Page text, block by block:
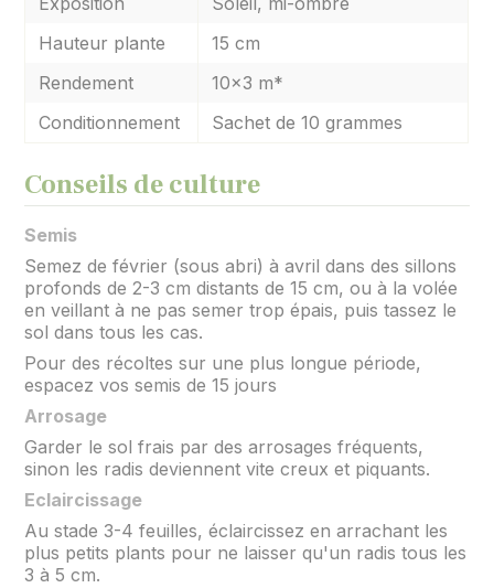
Hauteur plante
15 cm
Rendement
10x3 m*
Conditionnement
Sachet de 10 grammes
Conseils de culture
Semis
Semez de février (sous abri) à avril dans des sillons
profonds de 2-3 cm distants de 15 cm, ou à la volée
en veillant à ne pas semer trop épais, puis tassez le
sol dans tous les cas.
Pour des récoltes sur une plus longue période,
espacez vos semis de 15 jours
Arrosage
Garder le sol frais par des arrosages fréquents,
sinon les radis deviennent vite creux et piquants.
Eclaircissage
Au stade 3-4 feuilles, éclaircissez en arrachant les
plus petits plants pour ne laisser qu'un radis tous les
3 à 5 cm.